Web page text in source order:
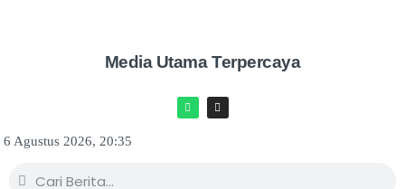
Media Utama Terpercaya
6 Agustus 2026, 20:35